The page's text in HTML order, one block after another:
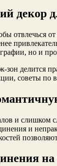
декор
от
но и
делится
советы по
и
и
на